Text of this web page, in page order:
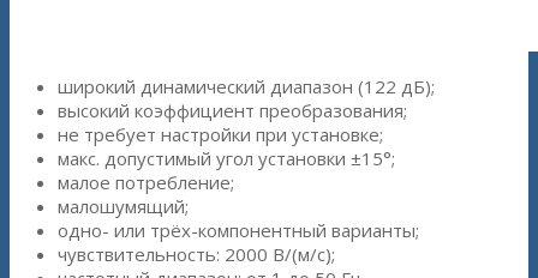
широкий динамический диапазон (122 дБ);
высокий коэффициент преобразования;
не требует настройки при установке;
макс. допустимый угол установки ±15°;
малое потребление;
малошумящий;
одно- или трёх-компонентный варианты;
чувствительность: 2000 В/(м/с);